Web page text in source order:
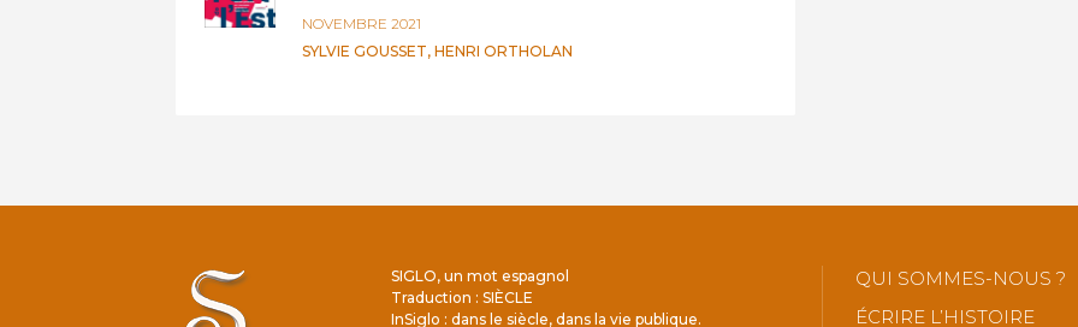
NOVEMBRE 2021
SYLVIE GOUSSET,HENRI ORTHOLAN
SIGLO, un mot espagnol
Traduction : SIÈCLE
InSiglo : dans le siècle, dans la vie publique.
QUI SOMMES-NOUS ?
ÉCRIRE L’HISTOIRE